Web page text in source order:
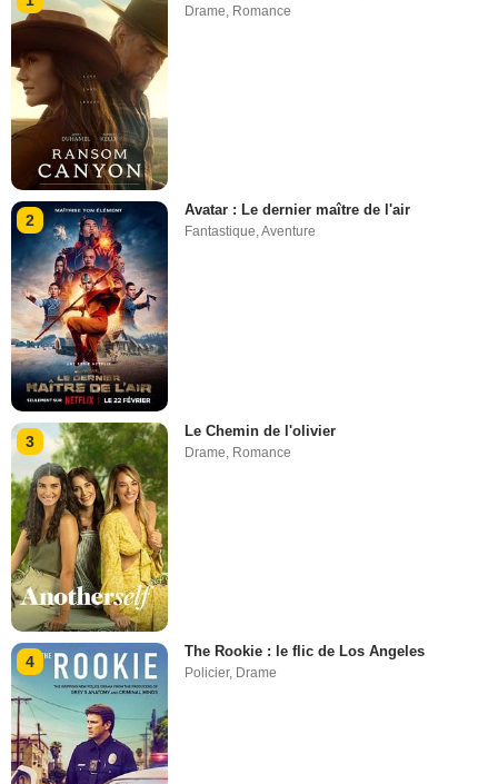
Drame, Romance
2
Avatar : Le dernier maître de l'air
Fantastique,Aventure
3
Le Chemin de l'olivier
Drame Romance
4
The Rookie : le flic de Los Angeles
Policier, Drame